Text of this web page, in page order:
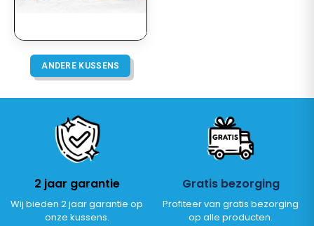
ANDERE KUSSENS
2 jaar garantie
Wij bieden 2 jaar garantie op
onze kussens.
Gratis bezorging
Profiteer van gratis bezorging
op alle producten.